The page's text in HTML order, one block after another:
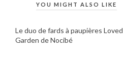
YOU MIGHT ALSO LIKE
Le duo de fards à paupières Loved
Garden de Nocibé